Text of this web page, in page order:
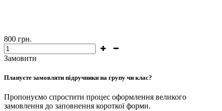
800 грн.
Замовити
Плануєте замовляти підручники на групу чи клас?
Пропонуємо спростити процес оформлення великого
замовлення до заповнення короткої форми.